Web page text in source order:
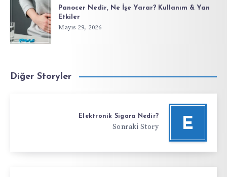
Panocer Nedir, Ne İşe Yarar? Kullanım & Yan
Etkiler
Mayıs 29, 2026
Diğer Storyler
E
Elektronik Sigara Nedir?
Sonraki Story